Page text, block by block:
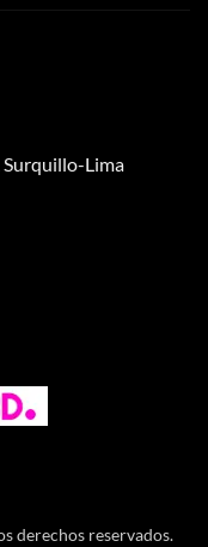
Surquillo-Lima
derechos reservados.